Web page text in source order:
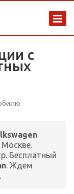
с
Бесплатный
. Ждем
.